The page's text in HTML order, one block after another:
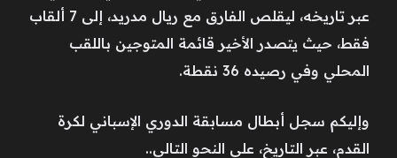
عبر تاريخه، ليقلص الفارق مع ريال مدريد، إلى 7 ألقاب
فقط، حيث يتصدر الأخير قائمة المتوجين باللقب
المحلي وفي رصيده 36 نقطة.
وإليكم سجل أبطال مسابقة الدوري الإسباني لكرة
القدم، عبر التاريخ، على النحو التالي..